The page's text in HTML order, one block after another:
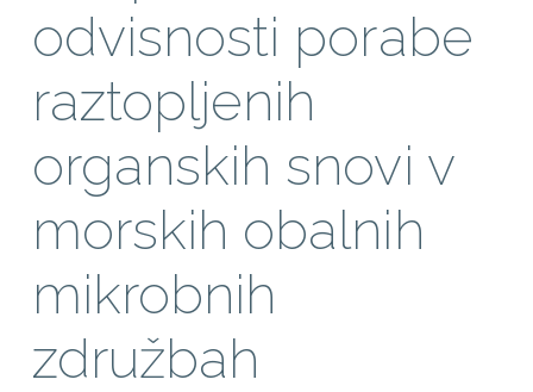
odvisnosti porabe
raztopljenih
organskih snovi v
morskih obalnih
mikrobnih
združbah